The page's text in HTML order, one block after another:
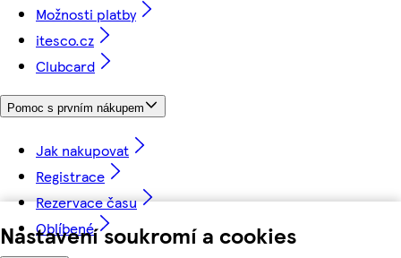
Nastavení soukromí a cookies
Možnosti platby
itesco.cz
Clubcard
Pomoc s prvním nákupem
Jak nakupovat
Registrace
Rezervace času
Oblíbené